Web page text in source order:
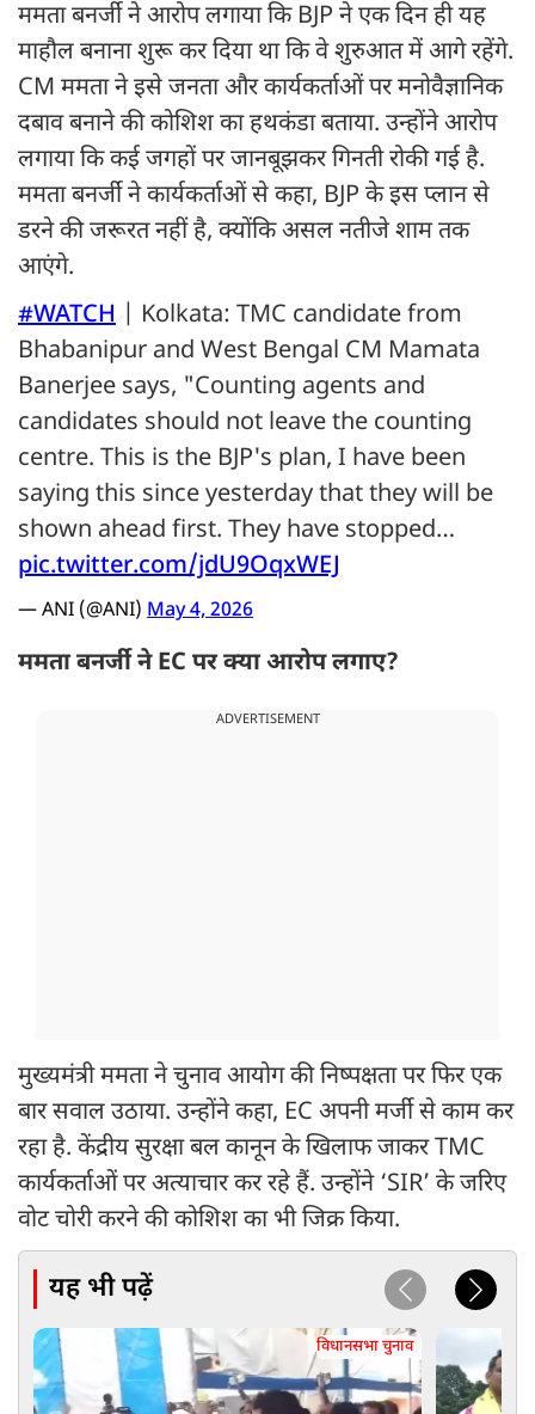
ममता बनर्जी ने आरोप लगाया कि BJP ने एक दिन ही यह
माहौल बनाना शुरू कर दिया था कि वे शुरुआत में आगे रहेंगे.
CM ममता ने इसे जनता और कार्यकर्ताओं पर मनोवैज्ञानिक
दबाव बनाने की कोशिश का हथकंडा बताया. उन्होंने आरोप
लगाया कि कई जगहों पर जानबूझकर गिनती रोकी गई है.
ममता बनर्जी ने कार्यकर्ताओं से कहा, BJP के इस प्लान से
डरने की जरूरत नहीं है, क्योंकि असल नतीजे शाम तक
आएंगे.
#WATCH | Kolkata: TMC candidate from
Bhabanipur and West Bengal CM Mamata
Banerjee says, "Counting agents and
candidates should not leave the counting
centre. This is the BJP's plan, I have been
saying this since yesterday that they will be
shown ahead first. They have stopped…
pic.twitter.com/jdU9OqxWEJ
— ANI (@ANI) May 4, 2026
ममता बनर्जी ने EC पर क्या आरोप लगाए?
ADVERTISEMENT
मुख्यमंत्री ममता ने चुनाव आयोग की निष्पक्षता पर फिर एक
बार सवाल उठाया. उन्होंने कहा, EC अपनी मर्जी से काम कर
रहा है. केंद्रीय सुरक्षा बल कानून के खिलाफ जाकर TMC
कार्यकर्ताओं पर अत्याचार कर रहे हैं. उन्होंने ‘SIR’ के जरिए
वोट चोरी करने की कोशिश का भी जिक्र किया.
यह भी पढ़ें
विधानसभा चुनाव